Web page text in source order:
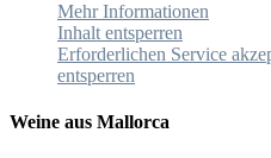
Mehr Informationen
Inhalt entsperren
Erforderlichen Service
entsperren
Weine aus Mallorca